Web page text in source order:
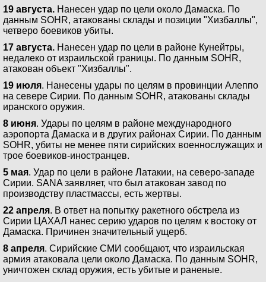
19 августа. Нанесен удар по цели около Дамаска. По
данным SOHR, атакованы склады и позиции "Хизбаллы",
четверо боевиков убиты.
17 августа. Нанесен удар по цели в районе Кунейтры,
недалеко от израильской границы. По данным SOHR,
атакован объект "Хизбаллы".
19 июля. Нанесены удары по целям в провинции Алеппо
на севере Сирии. По данным SOHR, атакованы склады
иранского оружия.
8 июня. Удары по целям в районе международного
аэропорта Дамаска и в других районах Сирии. По данным
SOHR, убиты не менее пяти сирийских военнослужащих и
трое боевиков-иностранцев.
5 мая. Удар по цели в районе Латакии, на северо-западе
Сирии. SANA заявляет, что был атакован завод по
производству пластмассы, есть жертвы.
22 апреля. В ответ на попытку ракетного обстрела из
Сирии ЦАХАЛ нанес серию ударов по целям к востоку от
Дамаска. Причинен значительный ущерб.
8 апреля. Сирийские СМИ сообщают, что израильская
армия атаковала цели около Дамаска. По данным SOHR,
уничтожен склад оружия, есть убитые и раненые.